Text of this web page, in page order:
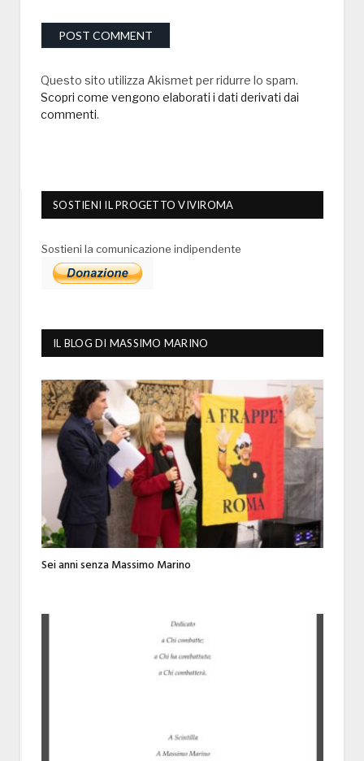
Questo sito utilizza Akismet per ridurre lo spam.
Scopri come vengono elaborati i dati derivati dai
commenti.
SOSTIENI IL PROGETTO VIVIROMA
Sostieni la comunicazione indipendente
IL BLOG DI MASSIMO MARINO
Sei anni senza Massimo Marino